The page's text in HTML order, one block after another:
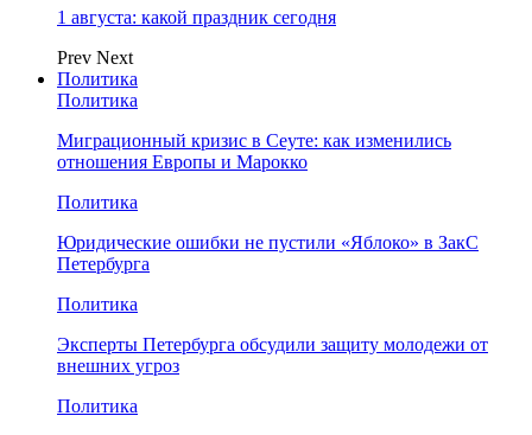
1 августа: какой праздник сегодня
Prev Next
Политика
Политика
Миграционный кризис в Сеуте: как изменились
отношения Европы и Марокко
Политика
Юридические ошибки не пустили «Яблоко» в ЗакС
Петербурга
Политика
Эксперты Петербурга обсудили защиту молодежи от
внешних угроз
Политика